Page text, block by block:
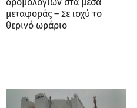
δρομολογίων στα μέσα
μεταφοράς – Σε ισχύ το
θερινό ωράριο